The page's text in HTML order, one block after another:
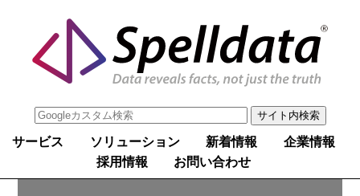
サービス ソリューション 新着情報
企業情報
採用情報
お問い合わせ